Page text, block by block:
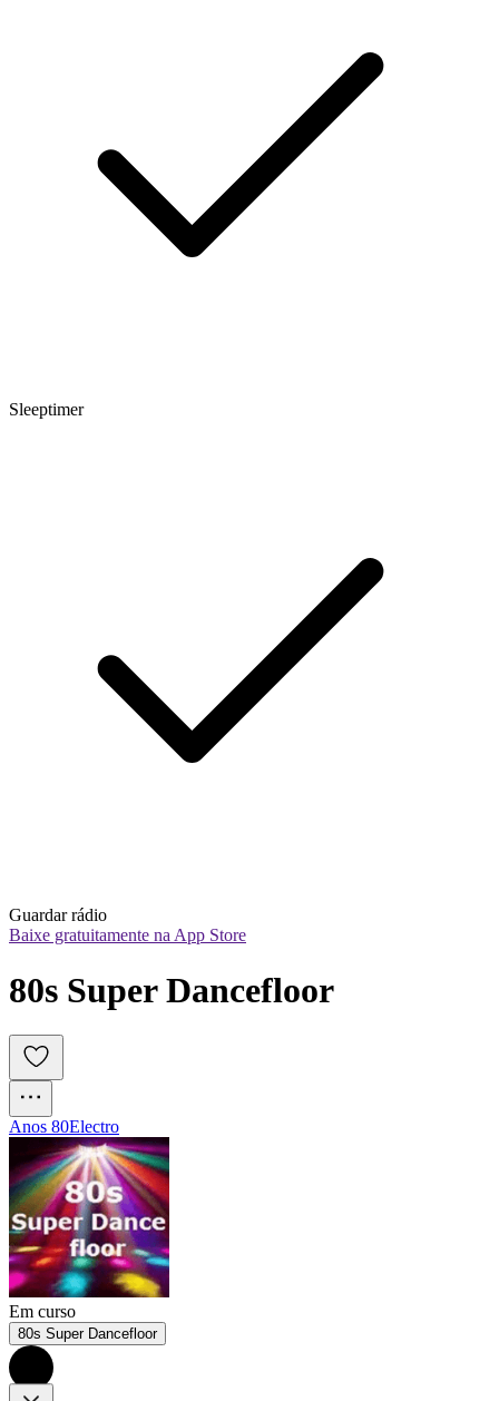
Sleeptimer
Guardar rádio
Baixe gratuitamente na App Store
80s Super Dancefloor
Anos 80Electro
Em curso
80s Super Dancefloor